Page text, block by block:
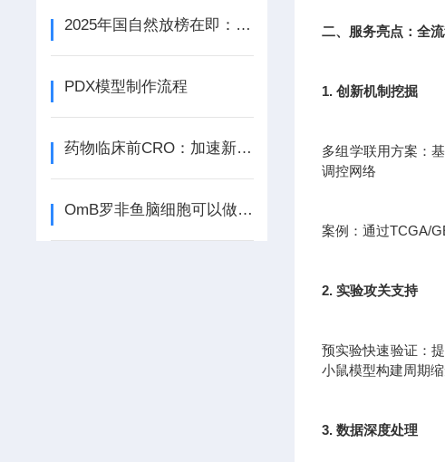
2025年国自然放榜在即：关键信息速览
PDX模型制作流程
药物临床前CRO：加速新药研发的关键力量
OmB罗非鱼脑细胞可以做哪些研究应用呢？
二、服务亮点：全
1. 创新机制挖掘
多组学联用方案：
调控网络
案例：通过TCGA/
2. 实验攻关支持
预实验快速验证：
小鼠模型构建周期
3. 数据深度处理